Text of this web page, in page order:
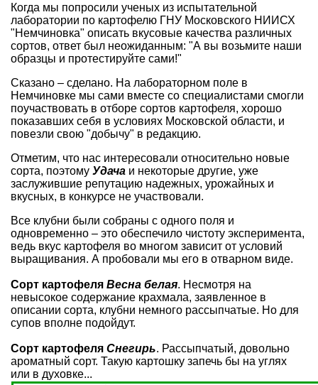
Когда мы попросили ученых из испытательной
лаборатории по картофелю ГНУ Московского НИИСХ
"Немчиновка" описать вкусовые качества различных
сортов, ответ был неожиданным: "А вы возьмите наши
образцы и протестируйте сами!"
Сказано – сделано. На лабораторном поле в
Немчиновке мы сами вместе со специалистами смогли
поучаствовать в отборе сортов картофеля, хорошо
показавших себя в условиях Московской области, и
повезли свою "добычу" в редакцию.
Отметим, что нас интересовали относительно новые
сорта, поэтому Удача и некоторые другие, уже
заслужившие репутацию надежных, урожайных и
вкусных, в конкурсе не участвовали.
Все клубни были собраны с одного поля и
одновременно – это обеспечило чистоту эксперимента,
ведь вкус картофеля во многом зависит от условий
выращивания. А пробовали мы его в отварном виде.
Сорт картофеля Весна белая. Несмотря на
невысокое содержание крахмала, заявленное в
описании сорта, клубни немного рассыпчатые. Но для
супов вполне подойдут.
Сорт картофеля Снегирь. Рассыпчатый, довольно
ароматный сорт. Такую картошку запечь бы на углях
или в духовке...